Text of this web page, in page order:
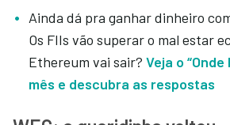
Ainda dá pra ganhar dinheiro
Os FIIs vão superar o mal estar
Ethereum vai sair? Veja o
mês e descubra as respostas